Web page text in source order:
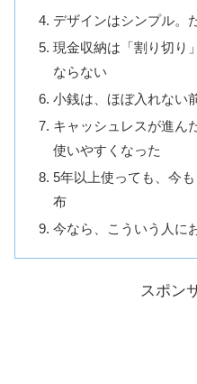
デザインはシンプル。
現金収納は「割り切り
ならない
小銭は、ほぼ入れない
キャッシュレスが進ん
使いやすくなった
5年以上使っても、今
布
今なら、こういう人に
スポン